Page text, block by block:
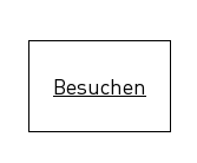
Besuchen